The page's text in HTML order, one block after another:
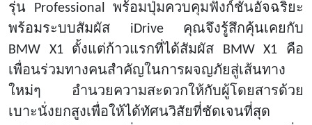
รุ่น Professional พร้อมปุ่มควบคุมฟังก์ชั่นอัจฉริยะ
พร้อมระบบสัมผัส iDrive คุณจึงรู้สึกคุ้นเคยกับ
BMW X1 ตั้งแต่ก้าวแรกที่ได้สัมผัส BMW X1 คือ
เพื่อนร่วมทางคนสำคัญในการผจญภัยสู่เส้นทาง
ใหม่ๆ อำนวยความสะดวกให้กับผู้โดยสารด้วย
เบาะนั่งยกสูงเพื่อให้ได้ทัศนวิสัยที่ชัดเจนที่สุด